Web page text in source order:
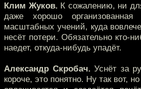
Клим Жуков. К сожалению, ни
даже хорошо
масштабных учений, куда
несёт потери. Обязательно кто-
наедет, откуда-нибудь упадёт.
Александр Скробач. Уснёт за
короче, это понятно. Ну так вот,